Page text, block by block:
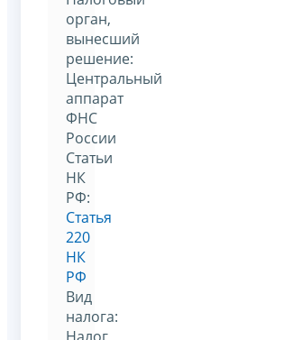
орган,
вынесший
решение:
Центральный
аппарат
ФНС
России
Статьи
НК
РФ:
Статья
220
НК
РФ
Вид
налога:
Налог